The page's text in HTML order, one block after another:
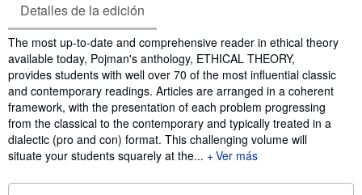
Detalles de la edición
Sinopsis
The most up-to-date and comprehensive reader in ethical theory
available today, Pojman's anthology, ETHICAL THEORY,
provides students with well over 70 of the most influential classic
and contemporary readings. Articles are arranged in a coherent
framework, with the presentation of each problem progressing
from the classical to the contemporary and typically treated in a
dialectic (pro and con) format. This challenging volume will
situate your students squarely at the...
Ver más